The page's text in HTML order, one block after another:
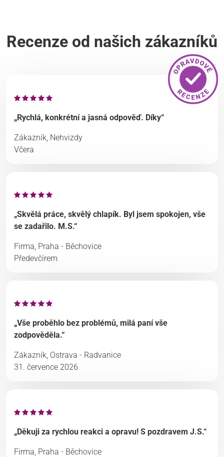
Recenze od našich zákazníků
„Rychlá, konkrétní a jasná odpověď. Díky“
Zákazník, Nehvizdy
Včera
„Skvělá práce, skvělý chlapík. Byl jsem spokojen, vše
se zadařilo. M.S.“
Firma, Praha - Běchovice
Předevčírem
„Vše proběhlo bez problémů, milá paní vše
zodpověděla.“
Zákazník, Ostrava - Radvanice
31. července 2026
„Děkuji za rychlou reakci a opravu! S pozdravem J.S.“
Firma, Praha - Běchovice